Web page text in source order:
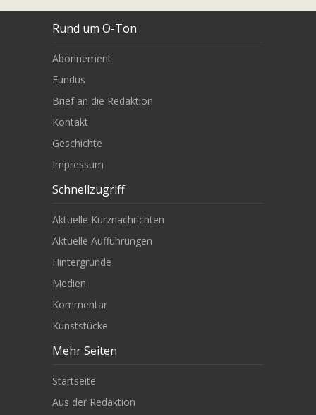
Rund um O-Ton
Abonnement
Fundus
Brief an die Redaktion
Kontakt
Geschichte
Impressum
Schnellzugriff
Aktuelle Kurznachrichten
Aktuelle Aufführungen
Hintergründe
Medien
Kommentar
Kunststücke
Mehr Seiten
Startseite
Aus der Redaktion